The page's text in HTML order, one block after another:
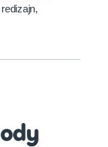
redizajn,